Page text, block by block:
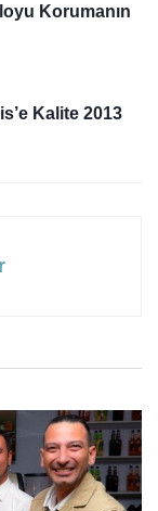
Korumanın
Kalite 2013